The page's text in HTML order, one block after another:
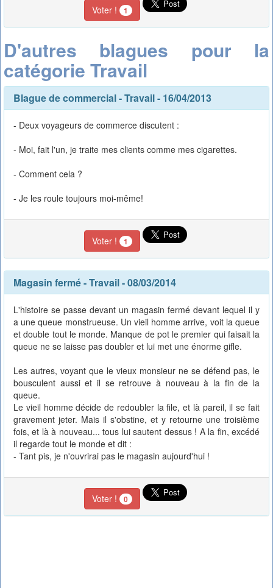
Voter ! 1
D'autres blagues pour la
catégorie Travail
Blague de commercial-Travail- 16/04/2013
- Deux voyageurs de commerce discutent :
- Moi, fait l'un, je traite mes clients comme mes cigarettes.
- Comment cela ?
- Je les roule toujours moi-même!
Voter ! 1
Magasin fermé-Travail- 08/03/2014
L'histoire se passe devant un magasin fermé devant lequel il y
a une queue monstrueuse. Un vieil homme arrive, voit la queue
et double tout le monde. Manque de pot le premier qui faisait la
queue ne se laisse pas doubler et lui met une énorme gifle.
Les autres, voyant que le vieux monsieur ne se défend pas, le
bousculent aussi et il se retrouve à nouveau à la fin de la
queue.
Le vieil homme décide de redoubler la file, et là pareil, il se fait
gravement jeter. Mais il s'obstine, et y retourne une troisième
fois, et là à nouveau... tous lui sautent dessus ! A la fin, excédé
il regarde tout le monde et dit :
- Tant pis, je n'ouvrirai pas le magasin aujourd'hui !
Voter ! 0